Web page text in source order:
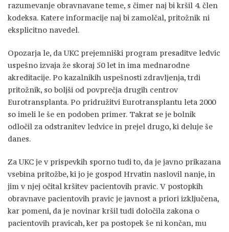
razumevanje obravnavane teme, s čimer naj bi kršil 4. člen
kodeksa. Katere informacije naj bi zamolčal, pritožnik ni
eksplicitno navedel.
Opozarja le, da UKC prejemniški program presaditve ledvic
uspešno izvaja že skoraj 50 let in ima mednarodne
akreditacije. Po kazalnikih uspešnosti zdravljenja, trdi
pritožnik, so boljši od povprečja drugih centrov
Eurotransplanta. Po pridružitvi Eurotransplantu leta 2000
so imeli le še en podoben primer. Takrat se je bolnik
odločil za odstranitev ledvice in prejel drugo, ki deluje še
danes.
Za UKC je v prispevkih sporno tudi to, da je javno prikazana
vsebina pritožbe, ki jo je gospod Hrvatin naslovil nanje, in
jim v njej očital kršitev pacientovih pravic. V postopkih
obravnave pacientovih pravic je javnost a priori izključena,
kar pomeni, da je novinar kršil tudi določila zakona o
pacientovih pravicah, ker pa postopek še ni končan, mu